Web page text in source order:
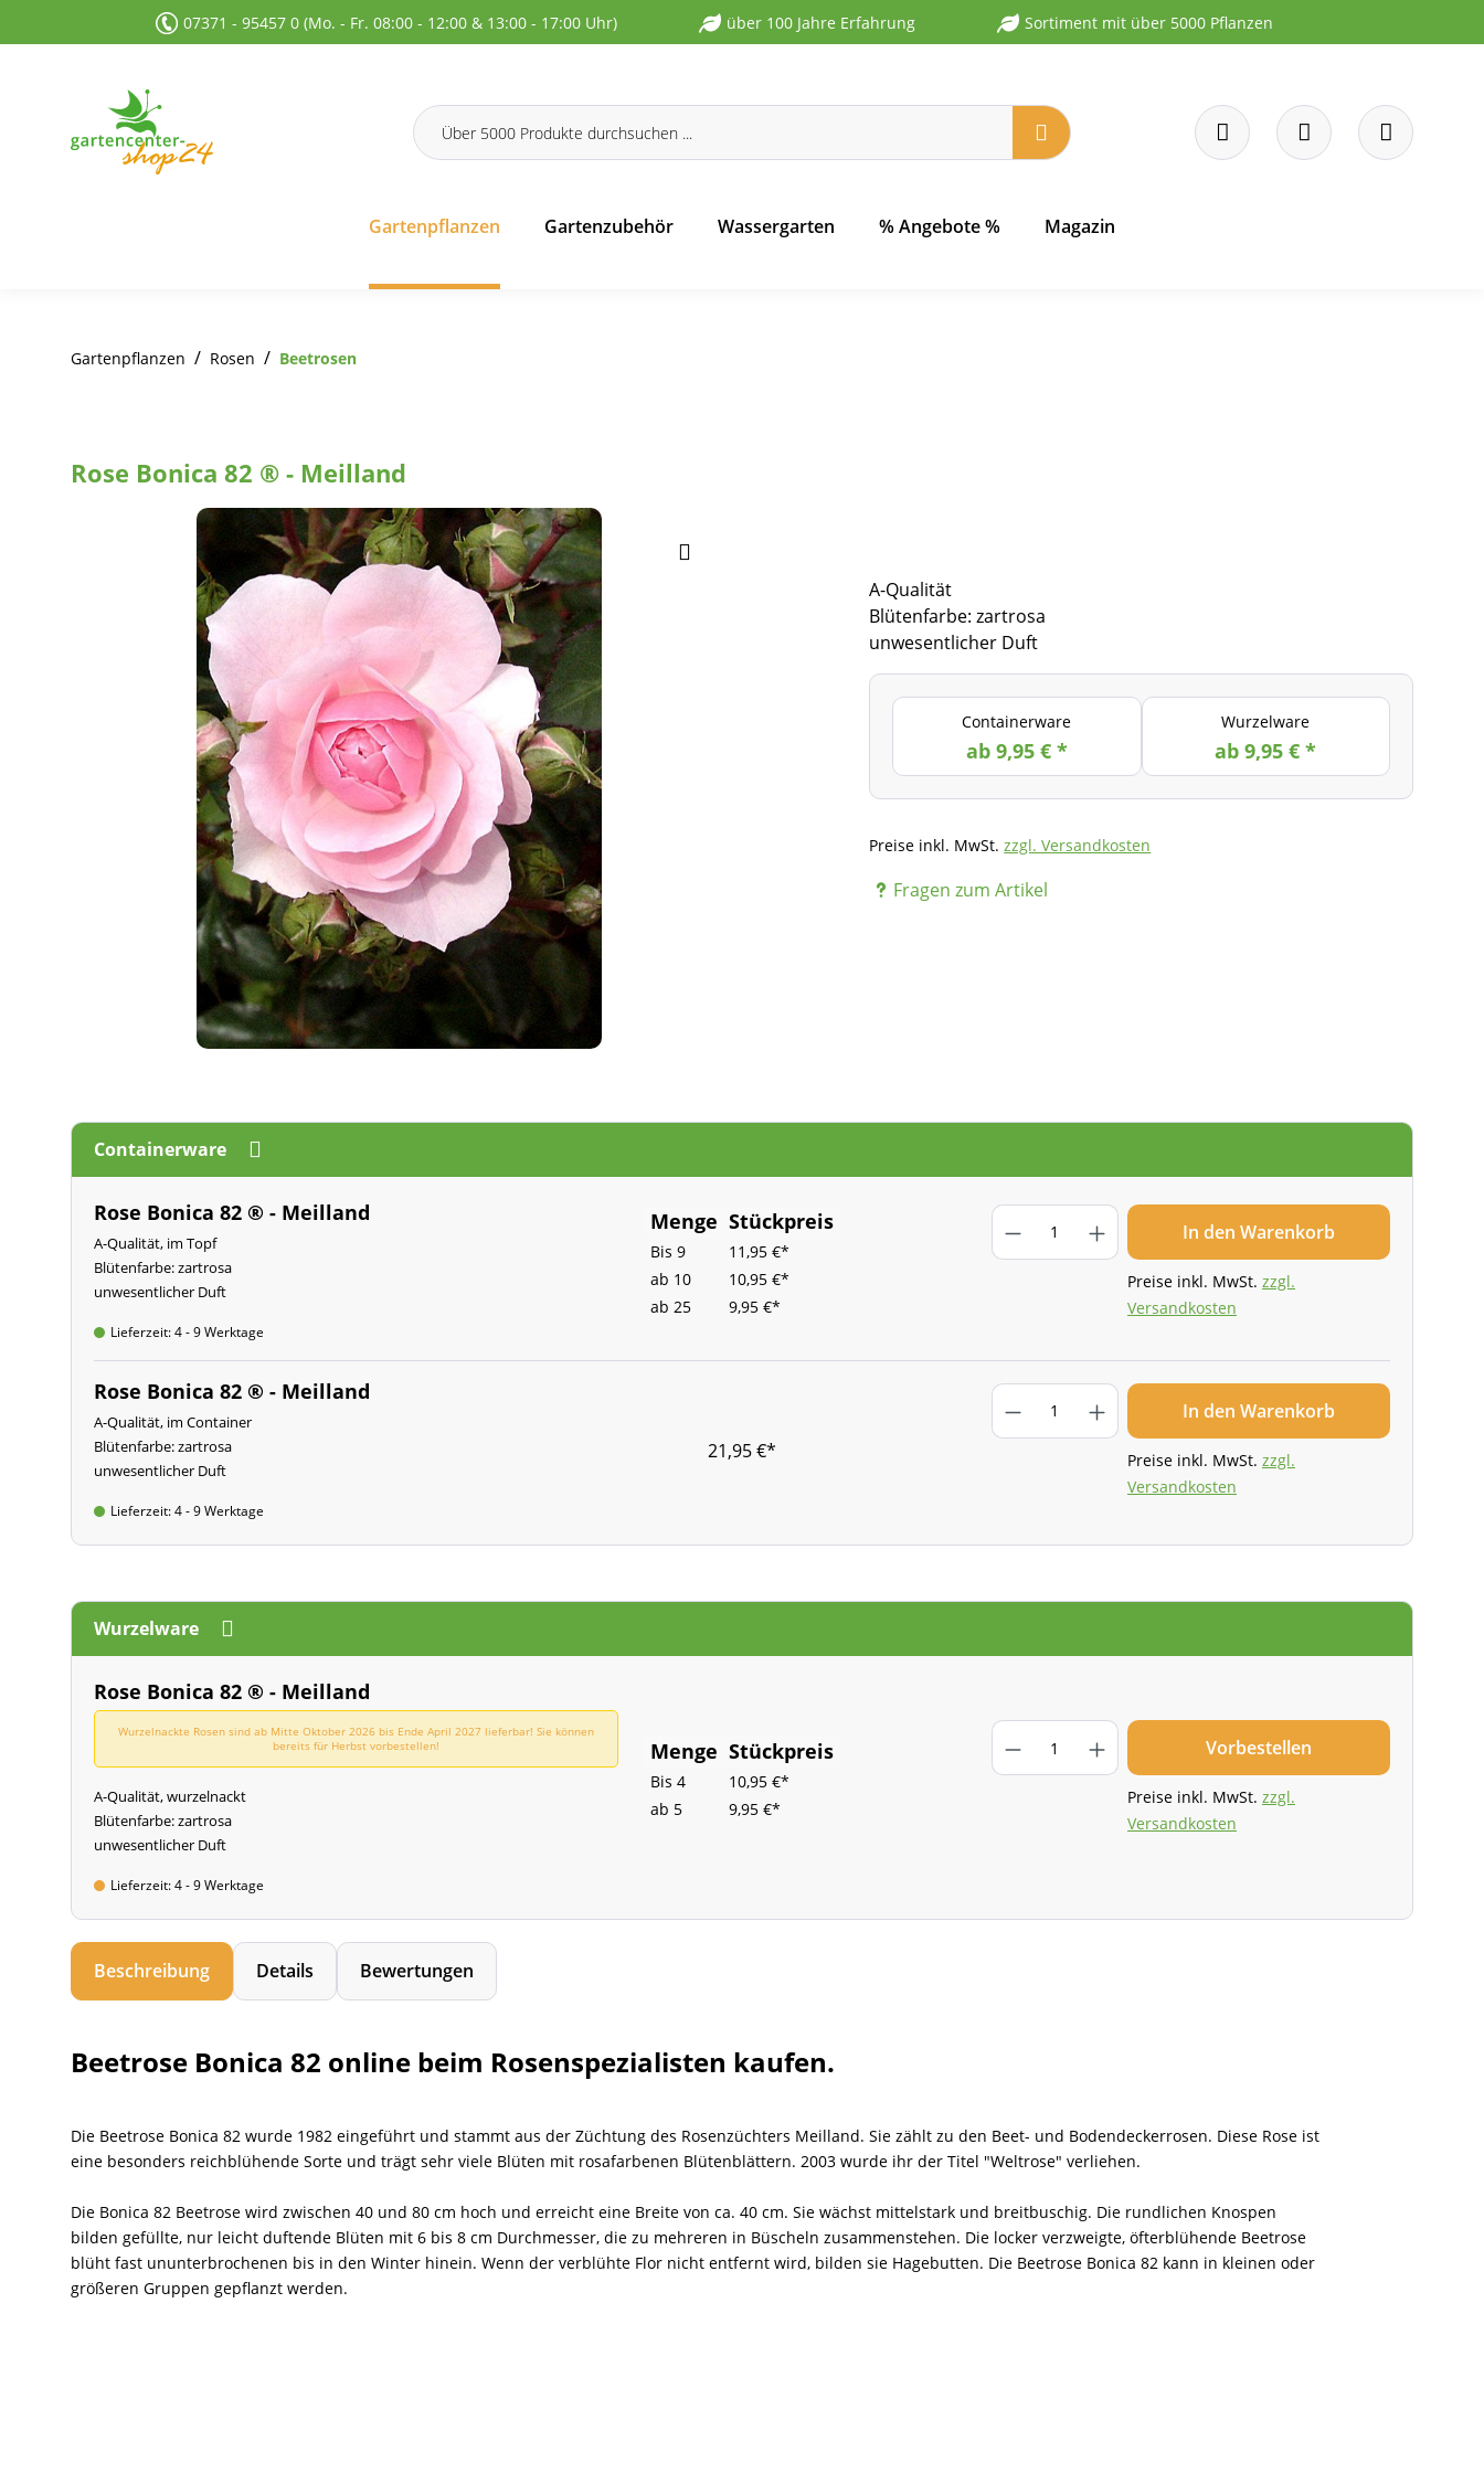
Zur Hauptnavigation springen
07371 - 95457 0 (Mo. - Fr. 08:00 - 12:00 & 13:00 - 17:00 Uhr) über 100 Jahre Erfahrung Sortiment mit über 5000 Pflanzen
Gartenpflanzen Gartenzubehör Wassergarten % Angebote % Magazin
Gartenpflanzen / Rosen / Beetrosen
Rose Bonica 82 ® - Meilland
A-Qualität
Blütenfarbe: zartrosa
unwesentlicher Duft
Containerware
ab 9,95 € *
Wurzelware
ab 9,95 € *
Preise inkl. MwSt.zzgl. Versandkosten
Fragen zum Artikel
Containerware
Rose Bonica 82 ® - Meilland
A-Qualität, im Topf
Blütenfarbe: zartrosa
unwesentlicher Duft
Lieferzeit: 4 - 9 Werktage
Menge Stückpreis
Bis9
11,95 €*
ab 10
10,95 €*
ab 25 9,95 €*
In den Warenkorb
Preise inkl. MwSt. zzgl.
Versandkosten
Rose Bonica 82 ® - Meilland
A-Qualität, im Container
Blütenfarbe: zartrosa
unwesentlicher Duft
Lieferzeit: 4 - 9 Werktage
21,95 €*
In den Warenkorb
Preise inkl. MwSt. zzgl.
Versandkosten
Wurzelware
Rose Bonica 82 ® - Meilland
Wurzelnackte Rosen sind ab Mitte Oktober 2026 bis Ende April 2027 lieferbar! Sie können
bereits für Herbst vorbestellen!
A-Qualität, wurzelnackt
Blütenfarbe: zartrosa
unwesentlicher Duft
Lieferzeit: 4 - 9 Werktage
Menge Stückpreis
Bis4
10,95 €*
ab 5 9,95 €*
Vorbestellen
Preise inkl. MwSt. zzgl.
Versandkosten
Beschreibung Details Bewertungen
Beetrose Bonica 82 online beim Rosenspezialisten kaufen.
Die Beetrose Bonica 82 wurde 1982 eingeführt und stammt aus der Züchtung des Rosenzüchters Meilland. Sie zählt zu den Beet- und Bodendeckerrosen. Diese Rose ist
eine besonders reichblühende Sorte und trägt sehr viele Blüten mit rosafarbenen Blütenblättern. 2003 wurde ihr der Titel "Weltrose" verliehen.
Die Bonica 82 Beetrose wird zwischen 40 und 80 cm hoch und erreicht eine Breite von ca. 40 cm. Sie wächst mittelstark und breitbuschig. Die rundlichen Knospen
bilden gefüllte, nur leicht duftende Blüten mit 6 bis 8 cm Durchmesser, die zu mehreren in Büscheln zusammenstehen. Die locker verzweigte, öfterblühende Beetrose
blüht fast ununterbrochenen bis in den Winter hinein. Wenn der verblühte Flor nicht entfernt wird, bilden sie Hagebutten. Die Beetrose Bonica 82 kann in kleinen oder
größeren Gruppen gepflanzt werden.